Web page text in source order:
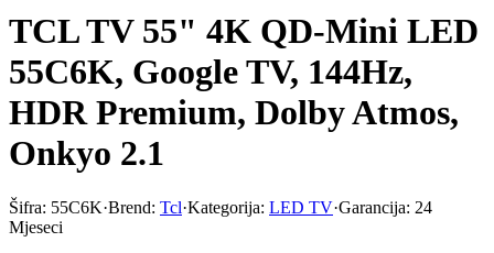
TCL TV 55" 4K QD-Mini LED
55C6K, Google TV, 144Hz,
HDR Premium, Dolby Atmos,
Onkyo 2.1
Šifra: 55C6K·Brend: Tcl·Kategorija: LED TV·Garancija: 24
Mjeseci